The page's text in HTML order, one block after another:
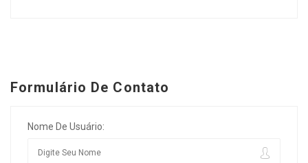
Formulário De Contato
Nome De Usuário: